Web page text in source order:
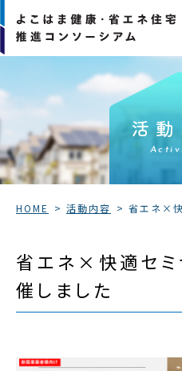
活
HOME 活動内容 省エネ×
省エネ×快適セ
催しました